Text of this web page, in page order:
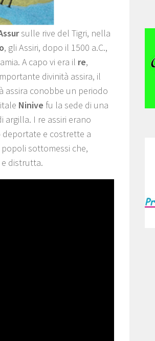
sulle rive del Tigri, nella
, gli Assiri, dopo il 1500 a.C.,
A capo vi era il re,
divinità assira, il
assira conobbe un periodo
Ninive fu la sede di una
I re assiri erano
e costrette a
sottomessi che,
e distrutta.